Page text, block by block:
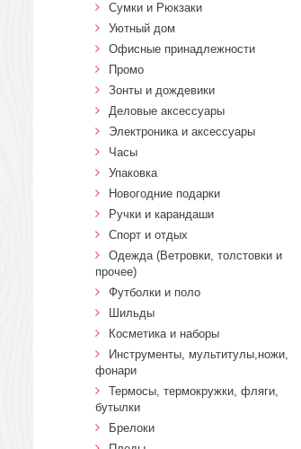
Сумки и Рюкзаки
Уютный дом
Офисные принадлежности
Промо
Зонты и дождевики
Деловые аксессуары
Электроника и аксессуары
Часы
Упаковка
Новогодние подарки
Ручки и карандаши
Спорт и отдых
Одежда (Ветровки, толстовки и
прочее)
Футболки и поло
Шильды
Косметика и наборы
Инструменты, мультитулы,ножи,
фонари
Термосы, термокружки, фляги,
бутылки
Брелоки